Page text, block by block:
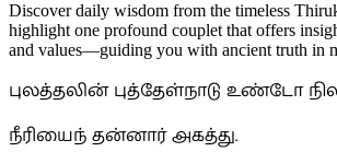
Discover daily wisdom from the timeless
highlight one profound couplet that offers
and values—guiding you with ancient truth in
புலத்தலின் புத்தேள்நாடு உண்டோ
நீரியைந் தன்னார் அகத்து.